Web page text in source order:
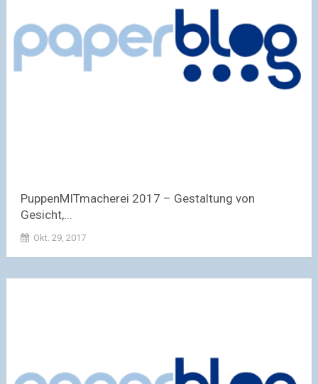
PuppenMITmacherei 2017 – Gestaltung von
Gesicht,...
Okt. 29, 2017